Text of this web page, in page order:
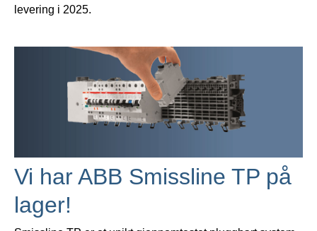
levering i 2025.
Vi har ABB Smissline TP på
lager!